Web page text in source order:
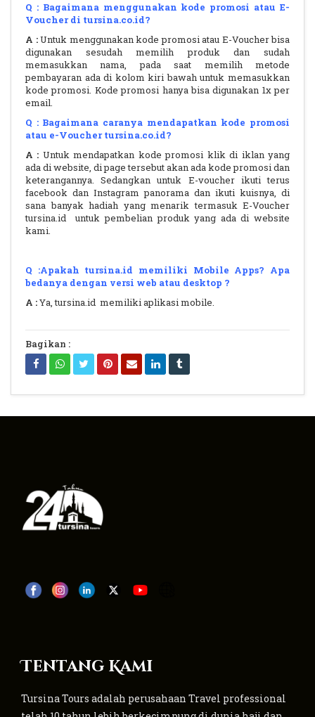
Q : Bagaimana menggunakan kode promosi atau E-
Voucher di tursina.co.id?
A :Untuk menggunakan kode promosi atau E-Voucher bisa
digunakan sesudah memilih produk dan sudah
memasukkan nama, pada saat memilih metode
pembayaran ada di kolom kiri bawah untuk memasukkan
kode promosi. Kode promosi hanya bisa digunakan 1x per
email.
Q : Bagaimana caranya mendapatkan kode promosi
atau e-Voucher tursina.co.id?
A : Untuk mendapatkan kode promosi klik di iklan yang
ada di website, di page tersebut akan ada kode promosi dan
keterangannya. Sedangkan untuk E-voucher ikuti terus
facebook dan Instagram panorama dan ikuti kuisnya, di
sana banyak hadiah yang menarik termasuk E-Voucher
tursina.id untuk pembelian produk yang ada di website
kami.
Q :Apakah tursina.id memiliki Mobile Apps? Apa
bedanya dengan versi web atau desktop ?
A :Ya, tursina.id memiliki aplikasi mobile.
Bagikan :
Tentang Kami
Tursina Tours adalah perusahaan Travel professional